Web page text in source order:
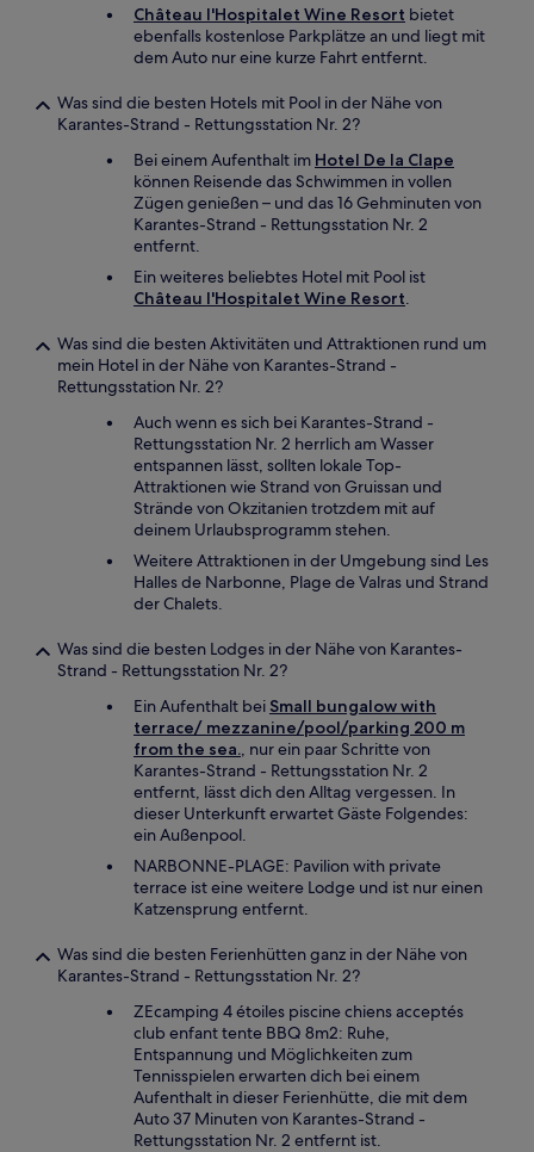
Château l'Hospitalet Wine Resort bietet
ebenfalls kostenlose Parkplätze an und liegt mit
dem Auto nur eine kurze Fahrt entfernt.
Was sind die besten Hotels mit Pool in der Nähe von
Karantes-Strand - Rettungsstation Nr. 2?
Bei einem Aufenthalt im Hotel De la Clape
können Reisende das Schwimmen in vollen
Zügen genießen – und das 16 Gehminuten von
Karantes-Strand - Rettungsstation Nr. 2
entfernt.
Ein weiteres beliebtes Hotel mit Pool ist
Château l'Hospitalet Wine Resort.
Was sind die besten Aktivitäten und Attraktionen rund um
mein Hotel in der Nähe von Karantes-Strand -
Rettungsstation Nr. 2?
Auch wenn es sich bei Karantes-Strand -
Rettungsstation Nr. 2 herrlich am Wasser
entspannen lässt, sollten lokale Top-
Attraktionen wie Strand von Gruissan und
Strände von Okzitanien trotzdem mit auf
deinem Urlaubsprogramm stehen.
Weitere Attraktionen in der Umgebung sind Les
Halles de Narbonne, Plage de Valras und Strand
der Chalets.
Was sind die besten Lodges in der Nähe von Karantes-
Strand - Rettungsstation Nr. 2?
Ein Aufenthalt bei Small bungalow with
terrace/ mezzanine/pool/parking 200 m
from the sea., nur ein paar Schritte von
Karantes-Strand - Rettungsstation Nr. 2
entfernt, lässt dich den Alltag vergessen. In
dieser Unterkunft erwartet Gäste Folgendes:
ein Außenpool.
NARBONNE-PLAGE: Pavilion with private
terrace ist eine weitere Lodge und ist nur einen
Katzensprung entfernt.
Was sind die besten Ferienhütten ganz in der Nähe von
Karantes-Strand - Rettungsstation Nr. 2?
ZEcamping 4 étoiles piscine chiens acceptés
club enfant tente BBQ 8m2: Ruhe,
Entspannung und Möglichkeiten zum
Tennisspielen erwarten dich bei einem
Aufenthalt in dieser Ferienhütte, die mit dem
Auto 37 Minuten von Karantes-Strand -
Rettungsstation Nr. 2 entfernt ist.